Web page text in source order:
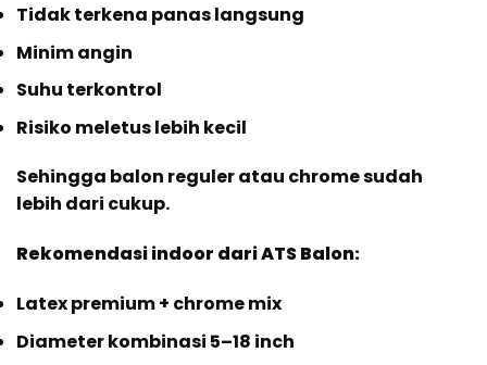
Tidak terkena panas langsung
Minim angin
Suhu terkontrol
Risiko meletus lebih kecil
Sehingga balon reguler atau chrome sudah
lebih dari cukup.
Rekomendasi indoor dari ATS Balon:
Latex premium + chrome mix
Diameter kombinasi 5–18 inch